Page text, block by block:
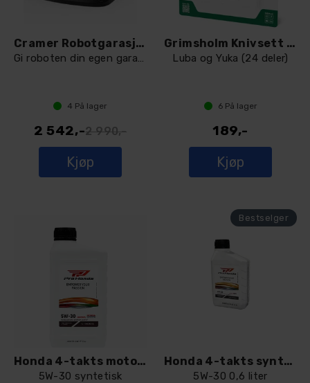
Cramer Robotgarasje RLM1HOC
Gi roboten din egen garasje
4 På lager
2 542,-2 990,-
Kjøp
Grimsholm Knivsett for Mammotion
Luba og Yuka (24 deler)
6På lager
189,-
Kjøp
Honda 4-takts motorolje
5W-30 syntetisk
Honda 4-takts syntetisk motorolje
5W-30 0,6 liter